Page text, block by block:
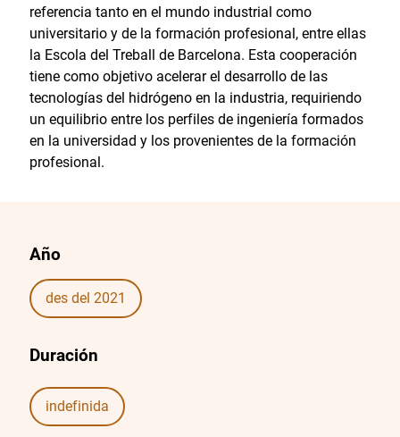
referencia tanto en el mundo industrial como
universitario y de la formación profesional, entre ellas
la Escola del Treball de Barcelona. Esta cooperación
tiene como objetivo acelerar el desarrollo de las
tecnologías del hidrógeno en la industria, requiriendo
un equilibrio entre los perfiles de ingeniería formados
en la universidad y los provenientes de la formación
profesional.
Año
des del 2021
Duración
indefinida